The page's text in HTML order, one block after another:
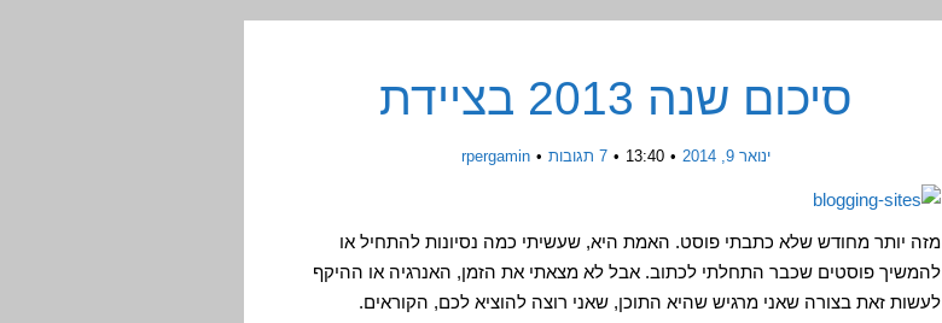
סיכום שנה 2013 בציידת
ינואר 9, 2014 13:40 7 תגובות rpergamin
מזה יותר מחודש שלא כתבתי פוסט. האמת היא, שעשיתי כמה נסיונות להתחיל או
להמשיך פוסטים שכבר התחלתי לכתוב. אבל לא מצאתי את הזמן, האנרגיה או ההיקף
לעשות זאת בצורה שאני מרגיש שהיא התוכן, שאני רוצה להוציא לכם, הקוראים.